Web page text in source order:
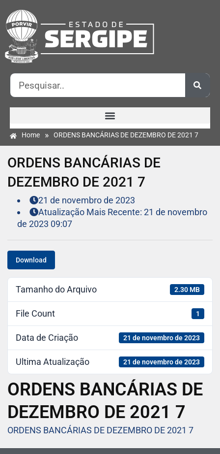
Home » ORDENS BANCÁRIAS DE DEZEMBRO DE 2021 7
ORDENS BANCÁRIAS DE
DEZEMBRO DE 2021 7
21 de novembro de 2023
Atualização Mais Recente: 21 de novembro
de 2023 09:07
Download
Tamanho do Arquivo 2.30 MB
File Count 1
Data de Criação 21 de novembro de 2023
Ultima Atualização 21 de novembro de 2023
ORDENS BANCÁRIAS DE
DEZEMBRO DE 2021 7
ORDENS BANCÁRIAS DE DEZEMBRO DE 2021 7